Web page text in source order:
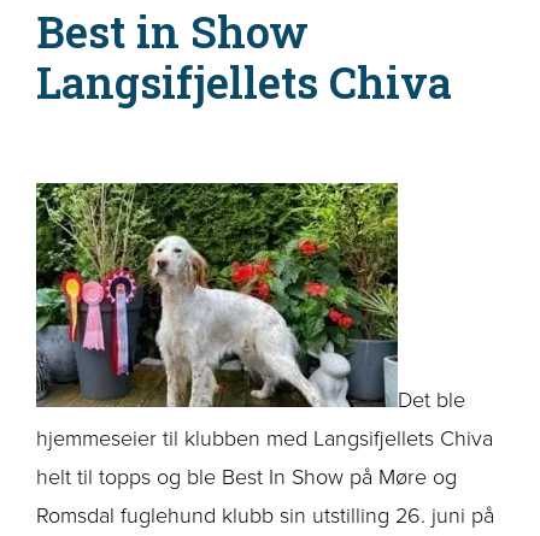
Best in Show
Langsifjellets Chiva
Det ble
hjemmeseier til klubben med Langsifjellets Chiva
helt til topps og ble Best In Show på Møre og
Romsdal fuglehund klubb sin utstilling 26. juni på